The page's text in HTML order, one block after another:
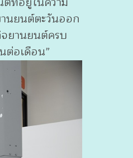
นยนต์ตะวันออก
ยานยนต์ครบ
ต่อเดือน”